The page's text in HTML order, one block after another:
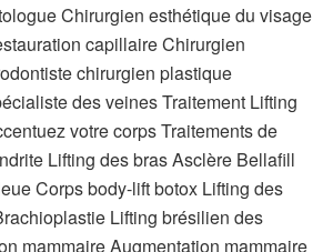
Chirurgien esthétique du visage
capillaire Chirurgien
chirurgien plastique
des veinesTraitement Lifting
votre corps Traitements de
Lifting des bras Asclère Bellafill
Corps body-lift botox Lifting des
Lifting brésilien des
mammaire Augmentation mammaire